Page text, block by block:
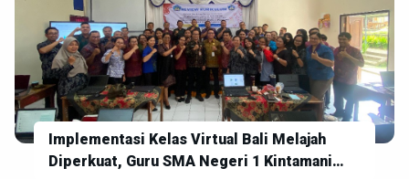
Implementasi Kelas Virtual Bali Melajah
Diperkuat, Guru SMA Negeri 1 Kintamani